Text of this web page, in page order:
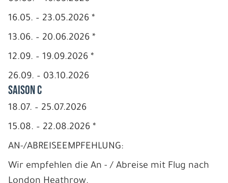
16.05. – 23.05.2026 *
13.06. – 20.06.2026 *
12.09. – 19.09.2026 *
26.09. – 03.10.2026
Saison C
18.07. – 25.07.2026
15.08. – 22.08.2026 *
AN-/ABREISEEMPFEHLUNG:
Wir empfehlen die An - / Abreise mit Flug nach